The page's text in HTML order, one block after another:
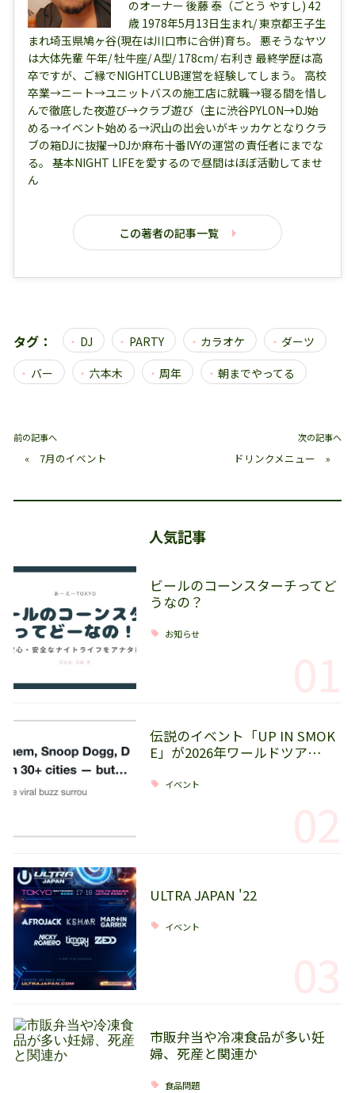
のオーナー 後藤 泰（ごとう やすし) 42
歳 1978年5月13日生まれ/ 東京都王子生
まれ埼玉県鳩ヶ谷(現在は川口市に合併)育ち。 悪そうなヤツ
は大体先輩 午年/ 牡牛座/ A型/ 178cm/ 右利き 最終学歴は高
卒ですが、ご縁でNIGHTCLUB運営を経験してしまう。 高校
卒業→ニート→ユニットバスの施工店に就職→寝る間を惜し
んで徹底した夜遊び→クラブ遊び（主に渋谷PYLON→DJ始
める→イベント始める→沢山の出会いがキッカケとなりクラ
ブの箱DJに抜擢→DJか麻布十番IVYの運営の責任者にまでな
る。 基本NIGHT LIFEを愛するので昼間はほぼ活動してませ
ん
この著者の記事一覧
タグ： DJ PARTY カラオケ
ダーツ
バー
六本木 周年 朝までやってる
前の記事へ
« 7月のイベント
次の記事へ
ドリンクメニュー »
人気記事
ビールのコーンスターチってど
うなの？
お知らせ
伝説のイベント「UP IN SMOK
E」が2026年ワールドツア…
イベント
ULTRA JAPAN '22
イベント
市販弁当や冷凍食品が多い妊
婦、死産と関連か
食品問題